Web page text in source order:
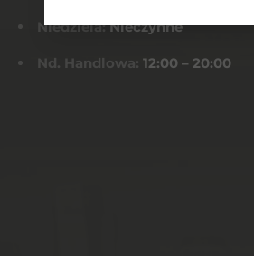
Niedziela:Nieczynne
Nd. Handlowa: 12:00 – 20:00